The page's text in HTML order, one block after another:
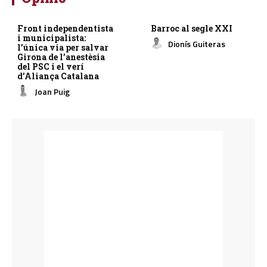
Front independentista
i municipalista:
l’única via per salvar
Girona de l’anestèsia
del PSC i el verí
d’Aliança Catalana
Joan Puig
Barroc al segle XXI
Dionís Guiteras